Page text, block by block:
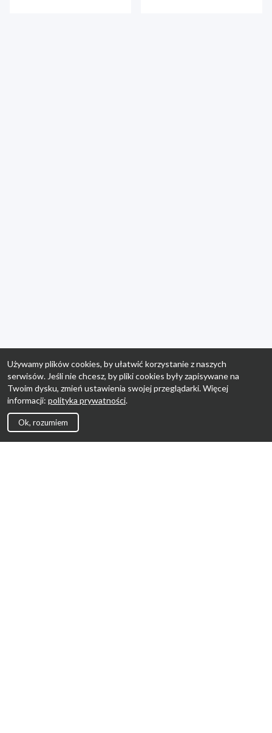
Używamy plików cookies, by ułatwić korzystanie z naszych
serwisów. Jeśli nie chcesz, by pliki cookies były zapisywane na
Twoim dysku, zmień ustawienia swojej przeglądarki. Więcej
informacji: polityka prywatności.
Ok, rozumiem